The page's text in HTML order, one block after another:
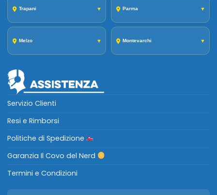
Trapani ▼ Parma ▼
Melzo ▼ Montevarchi ▼
Servizio Clienti
Resi e Rimborsi
Politiche di Spedizione
Garanzia Il Covo del Nerd
Termini e Condizioni